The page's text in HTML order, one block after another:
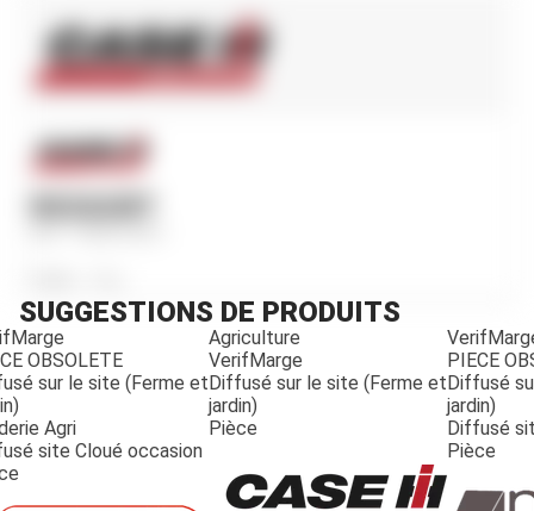
Ref. 1958739C1
SUGGESTIONS DE PRODUITS
OBSOLETE
sur le site (Ferme et
Agri
site Cloué occasion
Agriculture
VerifMarge
Diffusé sur le site (Ferme et
jardin)
Pièce
PIECE
Diffusé
jardin)
Diffusé
Pièce